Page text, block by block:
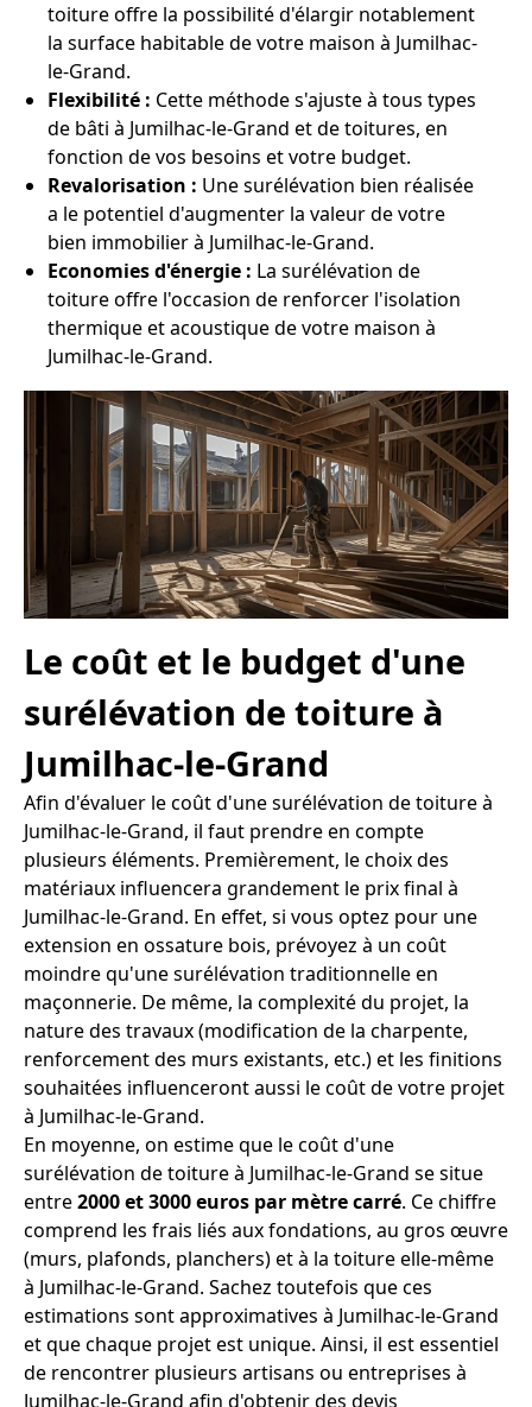
toiture offre la possibilité d'élargir notablement
la surface habitable de votre maison à Jumilhac-
le-Grand.
Flexibilité : Cette méthode s'ajuste à tous types
de bâti à Jumilhac-le-Grand et de toitures, en
fonction de vos besoins et votre budget.
Revalorisation : Une surélévation bien réalisée
a le potentiel d'augmenter la valeur de votre
bien immobilier à Jumilhac-le-Grand.
Economies d'énergie : La surélévation de
toiture offre l'occasion de renforcer l'isolation
thermique et acoustique de votre maison à
Jumilhac-le-Grand.
Le coût et le budget d'une
surélévation de toiture à
Jumilhac-le-Grand
Afin d'évaluer le coût d'une surélévation de toiture à
Jumilhac-le-Grand, il faut prendre en compte
plusieurs éléments. Premièrement, le choix des
matériaux influencera grandement le prix final à
Jumilhac-le-Grand. En effet, si vous optez pour une
extension en ossature bois, prévoyez à un coût
moindre qu'une surélévation traditionnelle en
maçonnerie. De même, la complexité du projet, la
nature des travaux (modification de la charpente,
renforcement des murs existants, etc.) et les finitions
souhaitées influenceront aussi le coût de votre projet
à Jumilhac-le-Grand.
En moyenne, on estime que le coût d'une
surélévation de toiture à Jumilhac-le-Grand se situe
entre2000 et 3000 euros par mètre carré. Ce chiffre
comprend les frais liés aux fondations, au gros œuvre
(murs, plafonds, planchers) et à la toiture elle-même
à Jumilhac-le-Grand. Sachez toutefois que ces
estimations sont approximatives à Jumilhac-le-Grand
et que chaque projet est unique. Ainsi, il est essentiel
de rencontrer plusieurs artisans ou entreprises à
Jumilhac-le-Grand afin d'obtenir des devis